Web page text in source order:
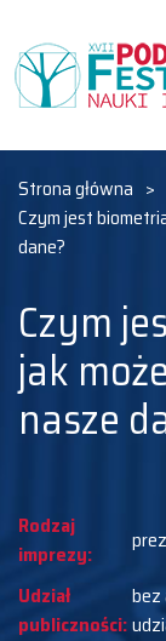
Strona główna >
Czym jest
dane?
Czym
jak
nasze
Rodzaj
imprezy:
Udział
publiczności: